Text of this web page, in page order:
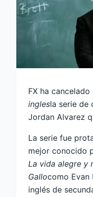
FX ha
inglesla serie de
Jordan Alvarez
La serie fue
mejor conocido
La vida alegre y
Gallocomo Evan
inglés de